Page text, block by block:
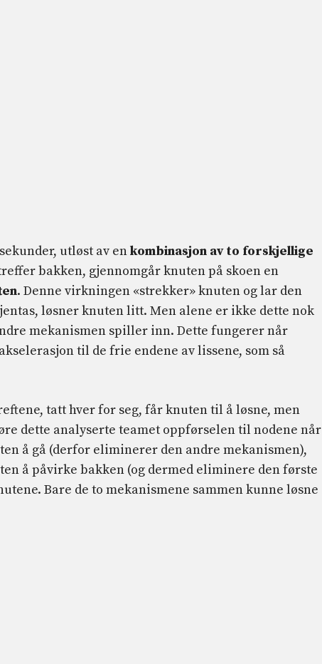
utløst av enkombinasjon av to forskjellige
bakken, gjennomgår knuten på skoen en
. Denne virkningen «strekker» knuten og lar den
løsner knuten litt. Men alene er ikke dette nok
mekanismen spiller inn. Dette fungerer når
til de frie endene av lissene, som så
tatt hver for seg, får knuten til å løsne, men
dette analyserte teamet oppførselen til nodene når
å gå (derfor eliminerer den andre mekanismen),
å påvirke bakken (og dermed eliminere den første
Bare de to mekanismene sammen kunne løsne